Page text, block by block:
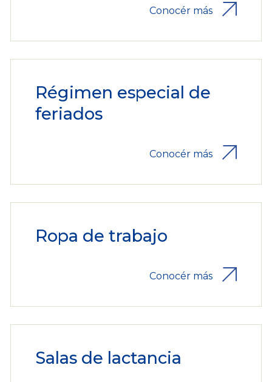
Conocér más
Régimen especial de
feriados
Conocér más
Ropa de trabajo
Conocér más
Salas de lactancia